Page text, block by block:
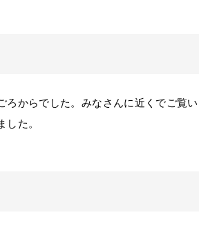
からでした。みなさんに近くでご覧い
た。